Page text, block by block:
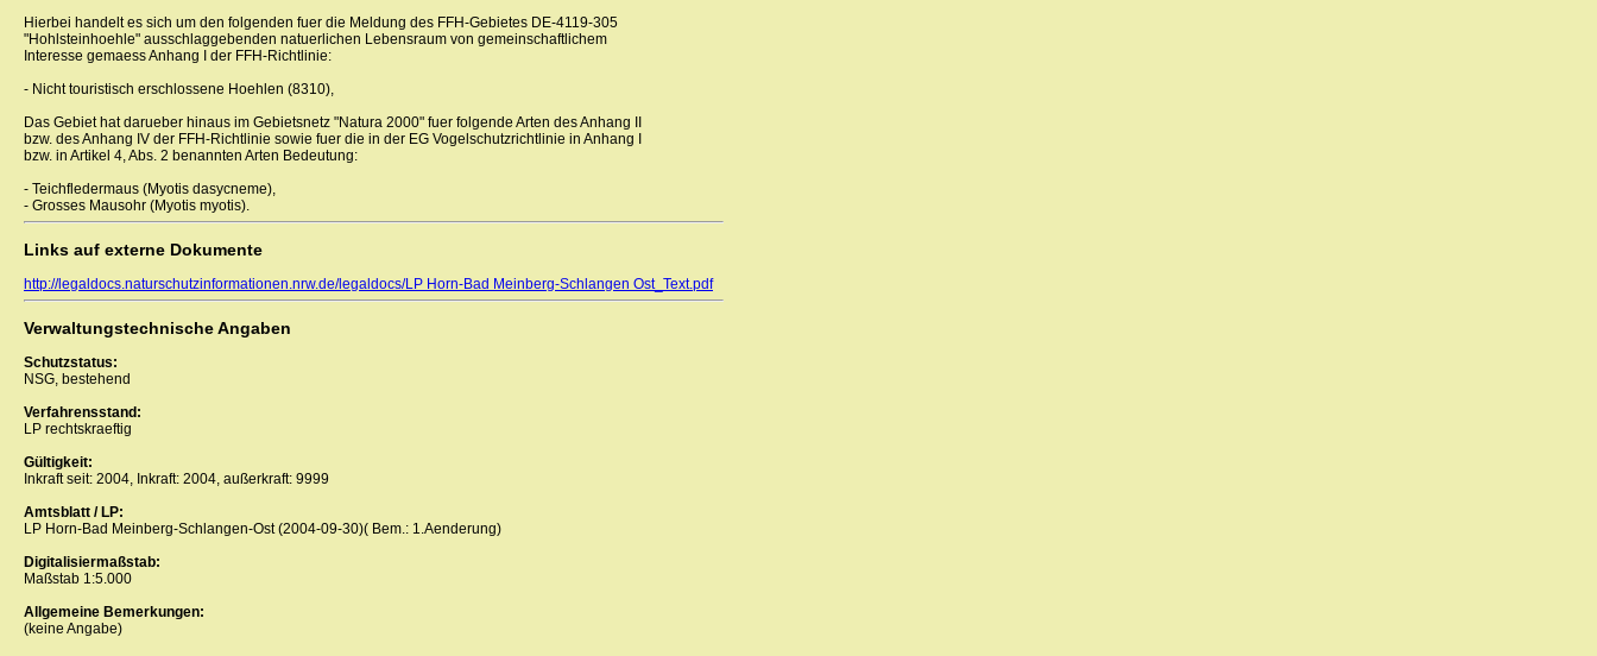
Hierbei handelt es sich um den folgenden fuer die Meldung des FFH-Gebietes DE-4119-305
"Hohlsteinhoehle" ausschlaggebenden natuerlichen Lebensraum von gemeinschaftlichem
Interesse gemaess Anhang I der FFH-Richtlinie:
- Nicht touristisch erschlossene Hoehlen (8310),
Das Gebiet hat darueber hinaus im Gebietsnetz "Natura 2000" fuer folgende Arten des Anhang II
bzw. des Anhang IV der FFH-Richtlinie sowie fuer die in der EG Vogelschutzrichtlinie in Anhang I
bzw. in Artikel 4, Abs. 2 benannten Arten Bedeutung:
- Teichfledermaus (Myotis dasycneme),
- Grosses Mausohr (Myotis myotis).
Links auf externe Dokumente
http://legaldocs.naturschutzinformationen.nrw.de/legaldocs/LP Horn-Bad Meinberg-Schlangen Ost_Text.pdf
Verwaltungstechnische Angaben
Schutzstatus:
NSG, bestehend
Verfahrensstand:
LP rechtskraeftig
Gültigkeit:
Inkraft seit: 2004, Inkraft: 2004, außerkraft: 9999
Amtsblatt / LP:
LP Horn-Bad Meinberg-Schlangen-Ost (2004-09-30)( Bem.: 1.Aenderung)
Digitalisiermaßstab:
Maßstab 1:5.000
Allgemeine Bemerkungen:
(keine Angabe)